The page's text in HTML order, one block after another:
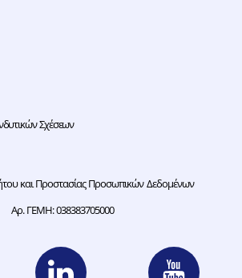
Σχέσεων
και Προστασίας Προσωπικών Δεδομένων
Αρ. ΓΕΜΗ: 038383705000